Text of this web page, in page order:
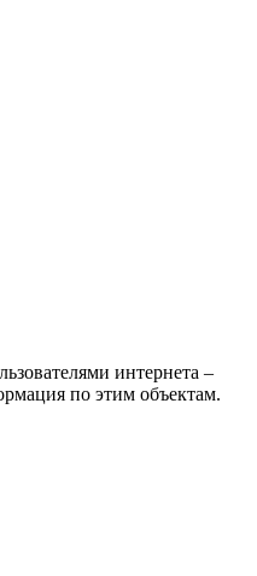
интернета –
по этим объектам.